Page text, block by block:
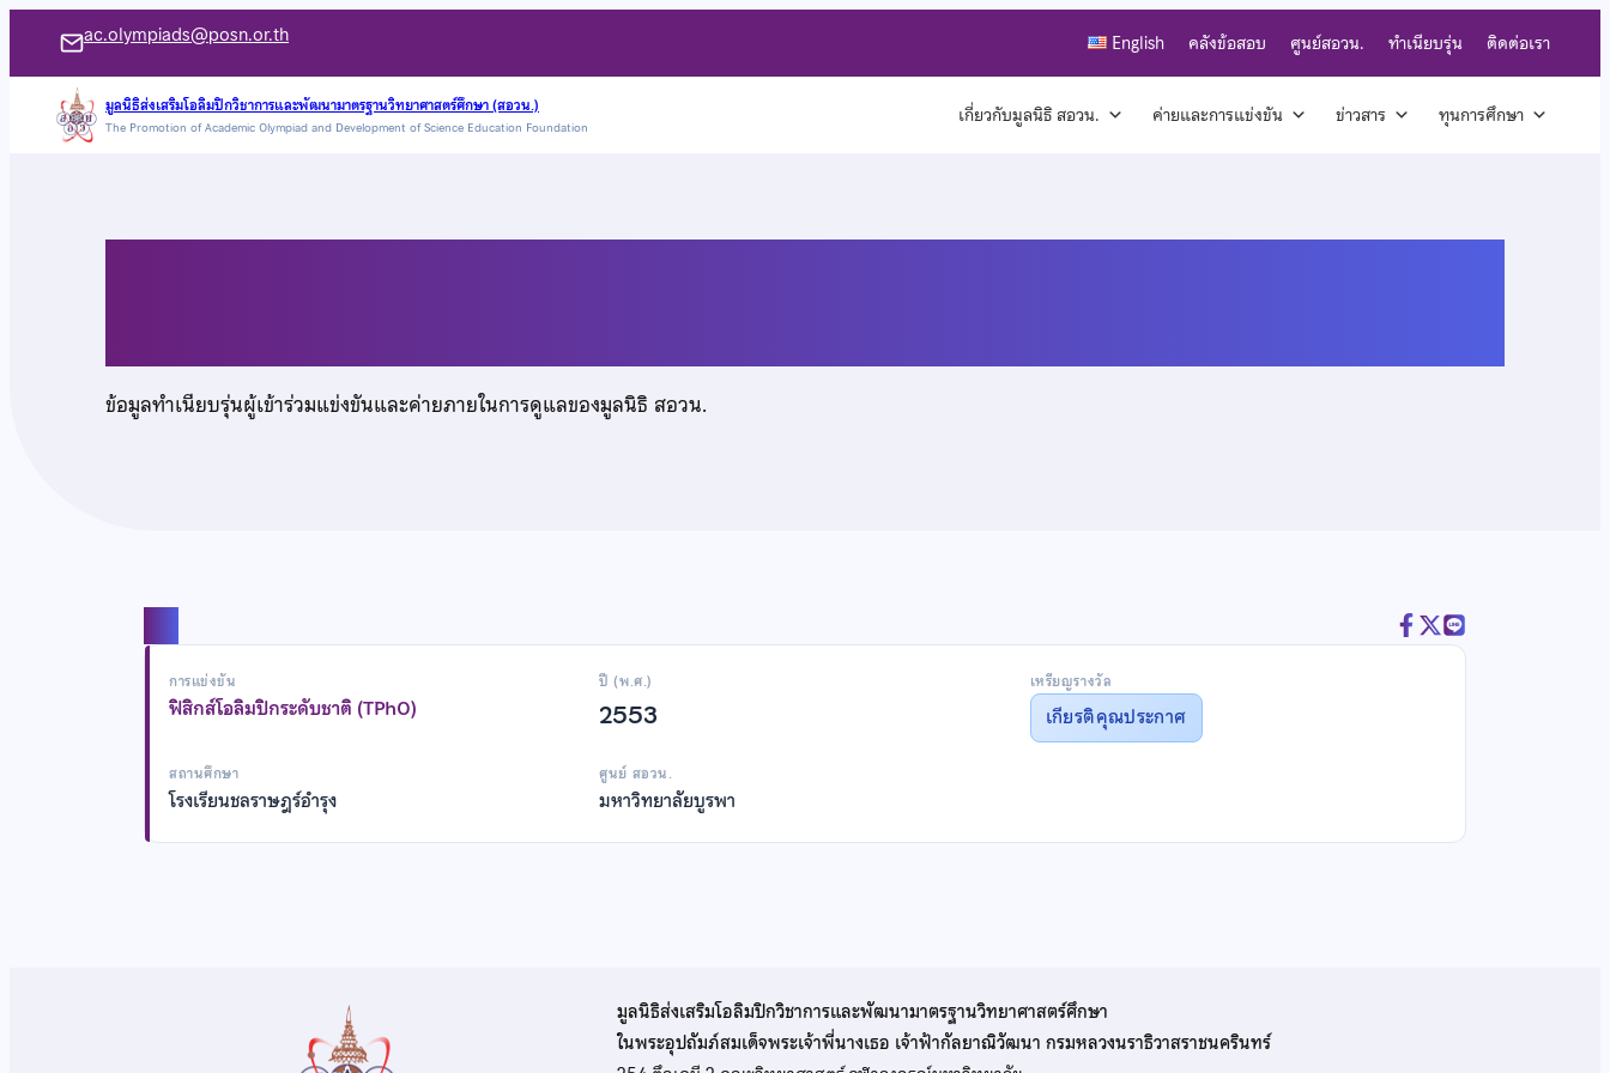
เนื้อหา
ac.olympiads@posn.or.th English คลังข้อสอบ ศูนย์สอวน. ทำเนียบรุ่น ติดต่อเรา
มูลนิธิส่งเสริมโอลิมปิกวิชาการและพัฒนามาตรฐานวิทยาศาสตร์ศึกษา (สอวน.)
The Promotion of Academic Olympiad and Development of Science Education Foundation เกี่ยวกับมูลนิธิ สอวน. ค่ายและการแข่งขัน ข่าวสาร ทุนการศึกษา
ข้อมูลทำเนียบรุ่นผู้เข้าร่วมแข่งขันและค่ายภายในการดูแลของมูลนิธิ สอวน.
การแข่งขัน
ฟิสิกส์โอลิมปิกระดับชาติ (TPhO)
ปี (พ.ศ.)
2553
เหรียญรางวัล
เกียรติคุณประกาศ
สถานศึกษา
โรงเรียนชลราษฎร์อำรุง
ศูนย์ สอวน.
มหาวิทยาลัยบูรพา
มูลนิธิส่งเสริมโอลิมปิกวิชาการและพัฒนามาตรฐานวิทยาศาสตร์ศึกษา
ในพระอุปถัมภ์สมเด็จพระเจ้าพี่นางเธอ เจ้าฟ้ากัลยาณิวัฒนา กรมหลวงนราธิวาสราชนครินทร์